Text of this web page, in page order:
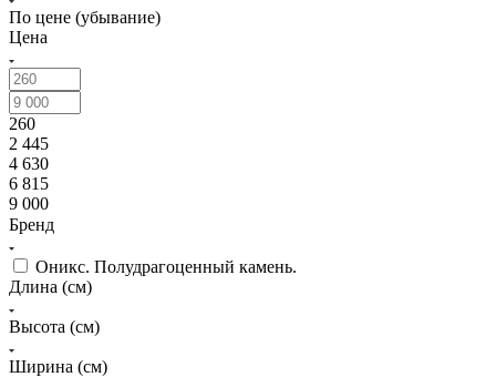
По цене (убывание)
Цена
260
2 445
4 630
6 815
9 000
Бренд
Оникс. Полудрагоценный камень.
Длина (см)
Высота (см)
Ширина (см)